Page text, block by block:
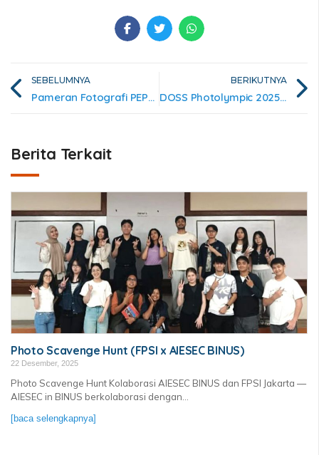
SEBELUMNYA
Pameran Fotografi PEPHOC 2025 “RISE”
BERIKUTNYA
DOSS Photolympic 2025 Bandung
Berita Terkait
Photo Scavenge Hunt (FPSI x AIESEC BINUS)
22 Desember, 2025
Photo Scavenge Hunt Kolaborasi AIESEC BINUS dan FPSI Jakarta —
AIESEC in BINUS berkolaborasi dengan...
[baca selengkapnya]